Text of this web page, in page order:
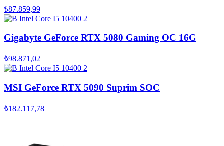
₺87.859,99
Gigabyte GeForce RTX 5080 Gaming OC 16G
₺98.871,02
MSI GeForce RTX 5090 Suprim SOC
₺182.117,78